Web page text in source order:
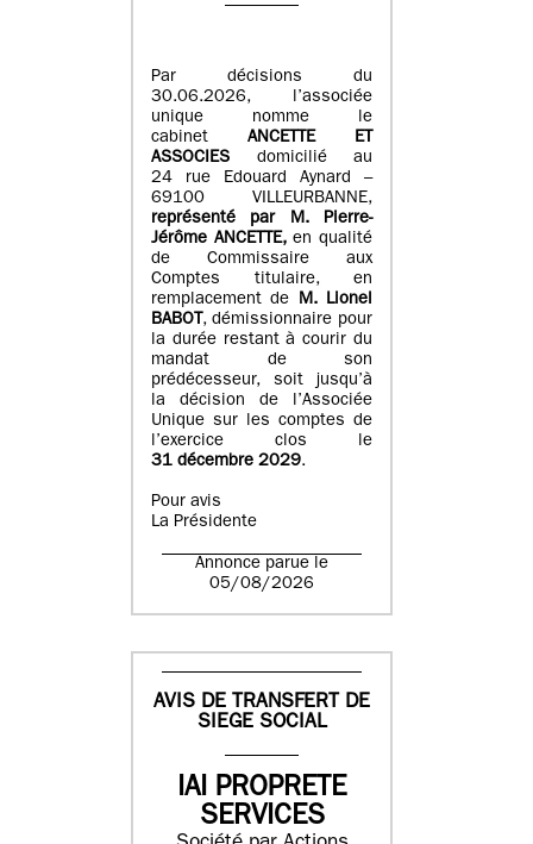
Par décisions du
30.06.2026, l’associée
unique nomme le
cabinet ANCETTE ET
ASSOCIES
domicilié au
24 rue Edouard Aynard –
69100 VILLEURBANNE,
représenté par M.Pierre-
Jérôme ANCETTE, en qualité
de Commissaire aux
Comptes titulaire, en
remplacement de M.Lionel
BABOT, démissionnaire pour
la durée restant à courir du
mandat de son
prédécesseur, soit jusqu’à
la décision de l’Associée
Unique sur les comptes de
l’exercice clos le
31 décembre 2029.
Pour avis
La Présidente
Annonce parue le
05/08/2026
AVIS DE TRANSFERT DE
SIEGE SOCIAL
IAI PROPRETE
SERVICES